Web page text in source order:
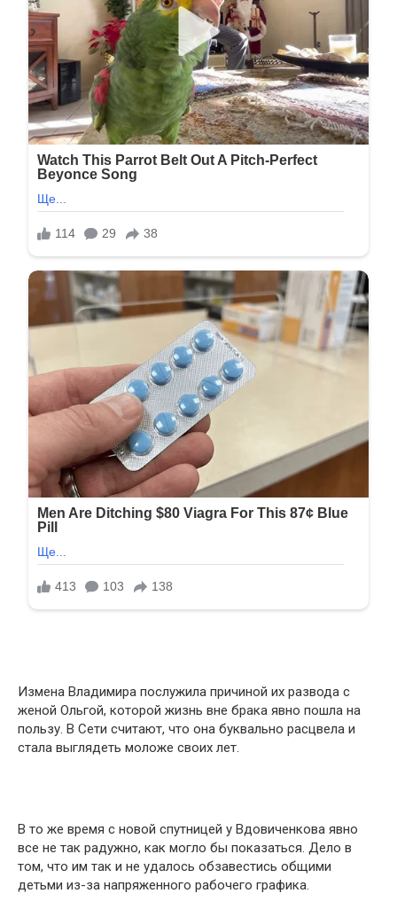
Измена Владимира послужила причиной их развода с
женой Ольгой, которой жизнь вне брака явно пошла на
пользу. В Сети считают, что она буквально расцвела и
стала выглядеть моложе своих лет.
В то же время с новой спутницей у Вдовиченкова явно
все не так радужно, как могло бы показаться. Дело в
том, что им так и не удалось обзавестись общими
детьми из-за напряженного рабочего графика.